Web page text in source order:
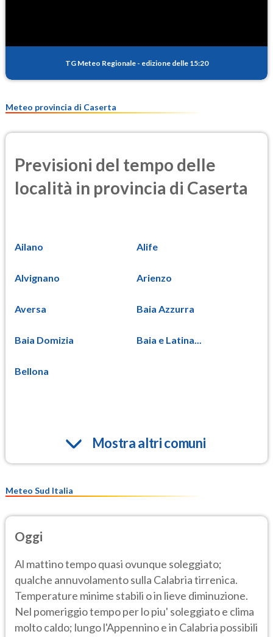
PM25
TG Meteo Regionale - edizione delle 15:20
Meteo provincia di Caserta
Previsioni del tempo delle
località in provincia di Caserta
Ailano Alife
Alvignano Arienzo
Aversa Baia Azzurra
Baia Domizia Baia e Latina...
Bellona
Mostra altri comuni
Meteo Sud Italia
Oggi
Al mattino tempo quasi ovunque soleggiato;
qualche annuvolamento sulla Calabria tirrenica.
Temperature minime stabili o in lieve diminuzione.
Nel pomeriggio tempo per lo piu' soleggiato e clima
molto caldo; lungo l'Appennino e in Calabria possibili